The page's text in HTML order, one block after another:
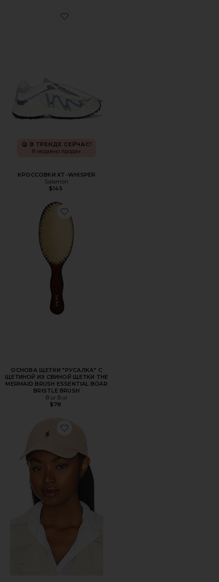
Favorite КРОССОВКИ XT-WHISPER
В ТРЕНДЕ СЕЙЧАС!
8 недавно продан
КРОССОВКИ XT-WHISPER
Salomon
$145
Favorite ОСНОВА ЩЕТКИ "РУСАЛКА" С ЩЕТИНОЙ ИЗ
ОСНОВА ЩЕТКИ "РУСАЛКА" С
ЩЕТИНОЙ ИЗ СВИНОЙ ЩЕТКИ THE
MERMAID BRUSH ESSENTIAL BOAR
BRISTLE BRUSH
Bur Bur
$78
Favorite ШЛЯПА